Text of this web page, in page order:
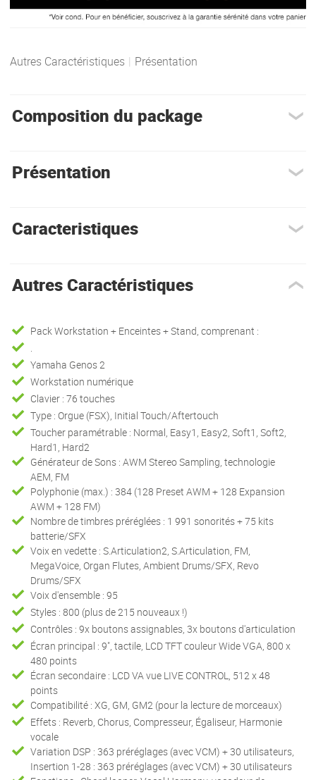
Autres Caractéristiques | Présentation
Composition du package
Présentation
Caracteristiques
Autres Caractéristiques
Pack Workstation + Enceintes + Stand, comprenant :
Yamaha Genos 2
Workstation numérique
Clavier : 76 touches
Type : Orgue (FSX), Initial Touch/Aftertouch
Toucher paramétrable : Normal, Easy1, Easy2, Soft1, Soft2,
Hard1, Hard2
Générateur de Sons : AWM Stereo Sampling, technologie
AEM, FM
Polyphonie (max.) : 384 (128 Preset AWM + 128 Expansion
AWM + 128 FM)
Nombre de timbres préréglées : 1 991 sonorités + 75 kits
batterie/SFX
Voix en vedette : S.Articulation2, S.Articulation, FM,
MegaVoice, Organ Flutes, Ambient Drums/SFX, Revo
Drums/SFX
Voix d'ensemble : 95
Styles : 800 (plus de 215 nouveaux !)
Contrôles : 9x boutons assignables, 3x boutons d'articulation
Écran principal : 9", tactile, LCD TFT couleur Wide VGA, 800 x
480 points
Écran secondaire : LCD VA vue LIVE CONTROL, 512 x 48
points
Compatibilité : XG, GM, GM2 (pour la lecture de morceaux)
Effets : Reverb, Chorus, Compresseur, Égaliseur, Harmonie
vocale
Variation DSP : 363 préréglages (avec VCM) + 30 utilisateurs,
Insertion 1-28 : 363 préréglages (avec VCM) + 30 utilisateurs